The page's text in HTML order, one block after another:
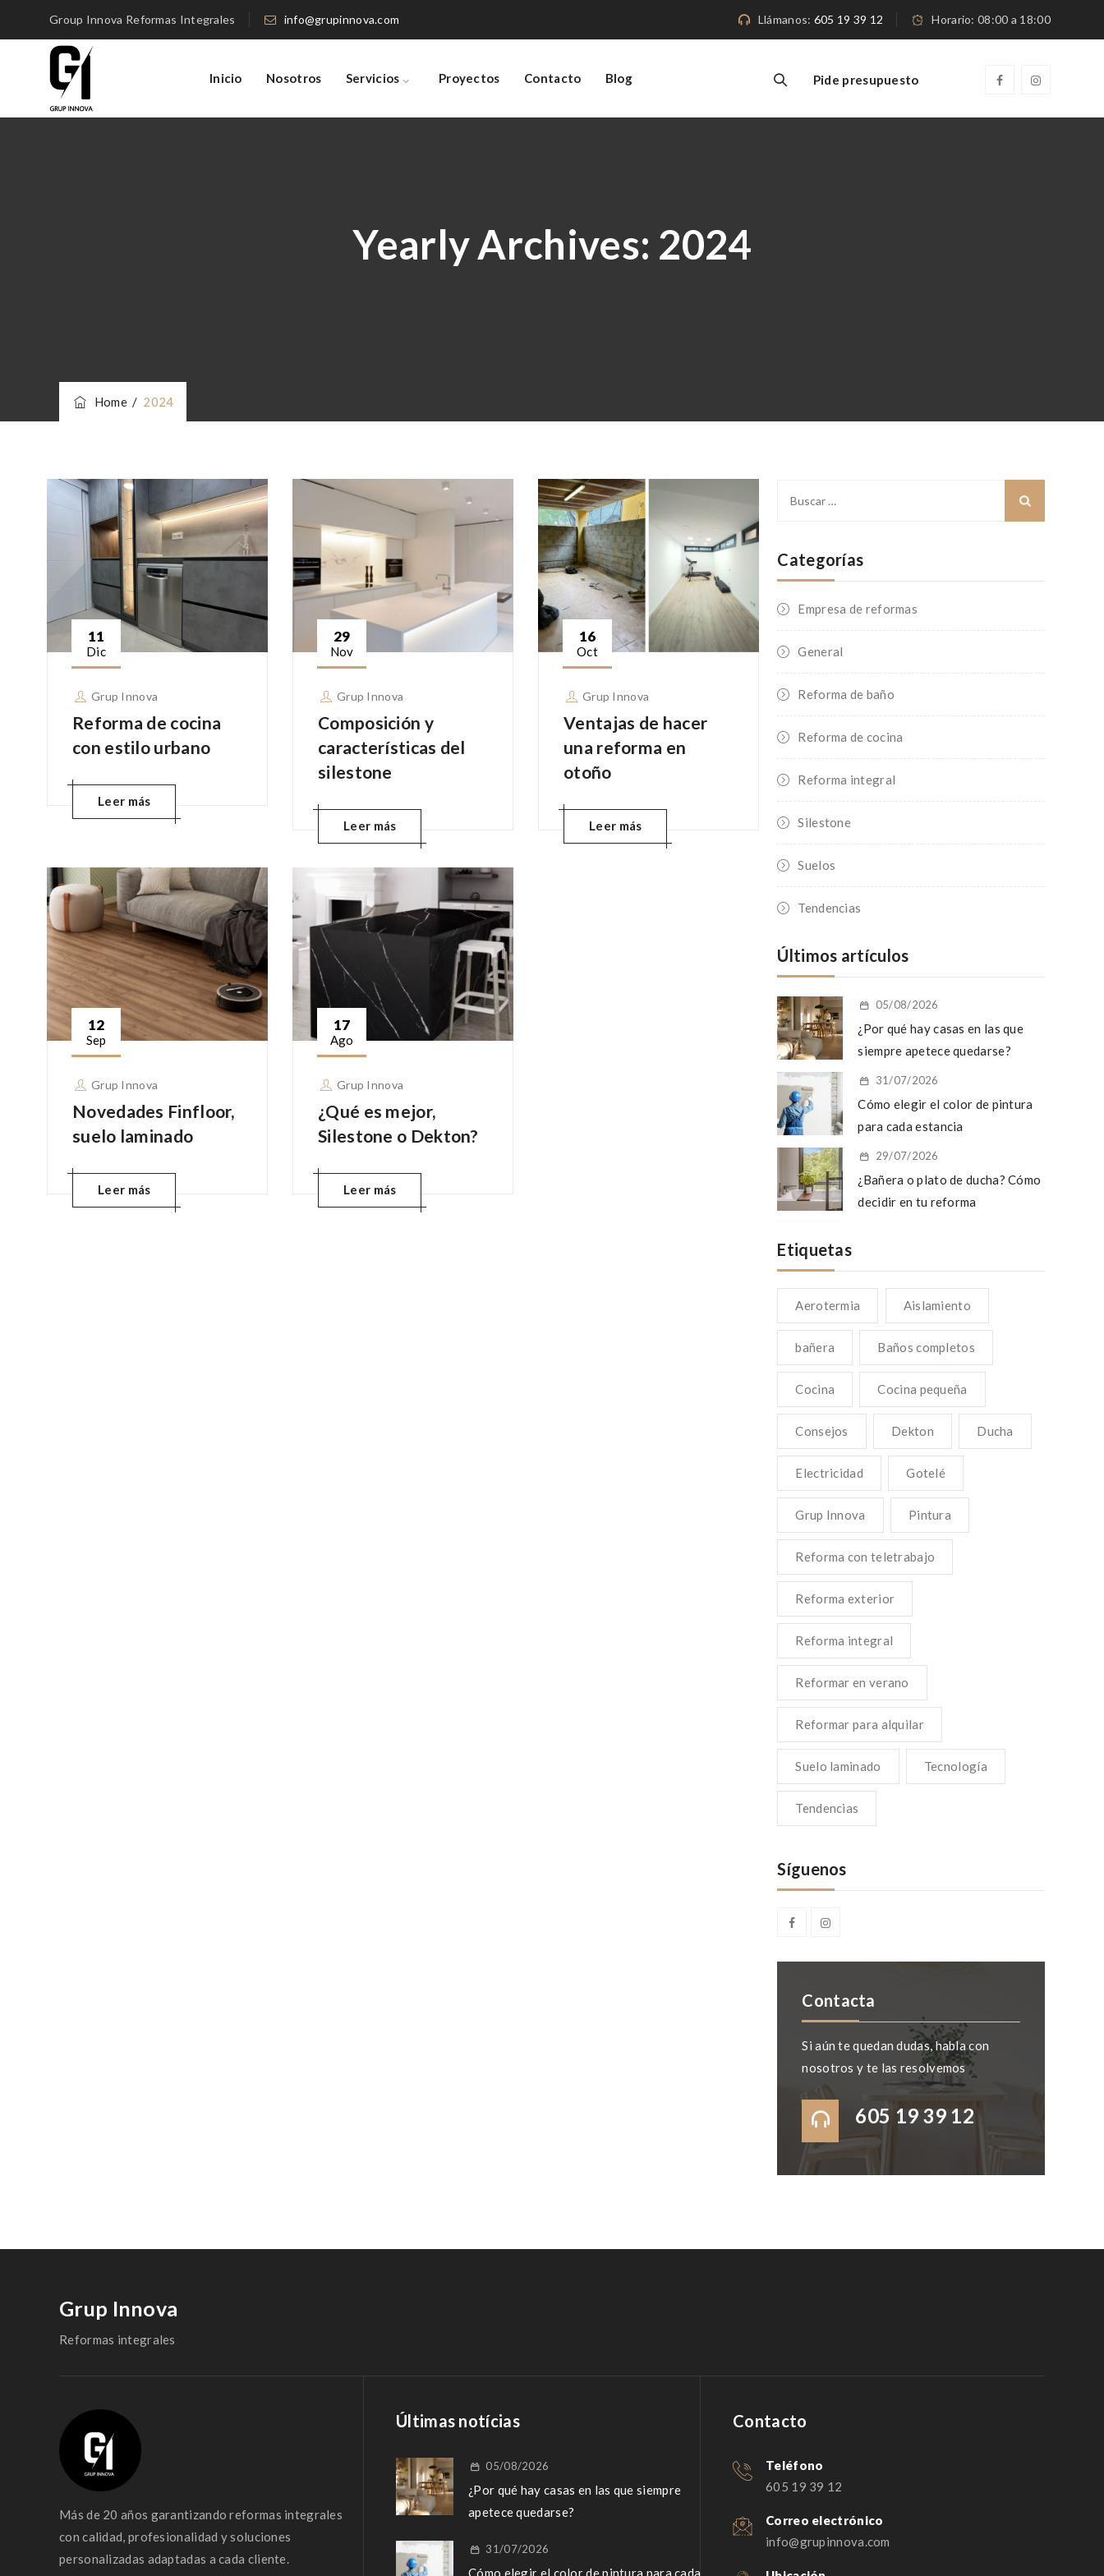
Group Innova Reformas Integrales info@grupinnova.com Llámanos: 605 19 39 12 Horario: 08:00 a 18:00
Pide presupuesto
Inicio Nosotros Servicios Proyectos Contacto Blog
Yearly Archives: 2024
Home/ 2024
11
Dic
Grup Innova
Reforma de cocina
con estilo urbano
Leer más
29
Nov
Grup Innova
Composición y
características del
silestone
Leer más
16
Oct
Grup Innova
Ventajas de hacer
una reforma en
otoño
Leer más
12
Sep
Grup Innova
Novedades Finfloor,
suelo laminado
Leer más
17
Ago
Grup Innova
¿Qué es mejor,
Silestone o Dekton?
Leer más
Categorías
Empresa de reformas
General
Reforma de baño
Reforma de cocina
Reforma integral
Silestone
Suelos
Tendencias
Últimos artículos
05/08/2026
¿Por qué hay casas en las que
siempre apetece quedarse?
31/07/2026
Cómo elegir el color de pintura
para cada estancia
29/07/2026
¿Bañera o plato de ducha? Cómo
decidir en tu reforma
Etiquetas
Aerotermia Aislamiento
bañera Baños completos
Cocina Cocina pequeña
Consejos Dekton Ducha
Electricidad Gotelé
Grup Innova Pintura
Reforma con teletrabajo
Reforma exterior
Reforma integral
Reformar en verano
Reformar para alquilar
Suelo laminado Tecnología
Tendencias
Síguenos
Contacta
Si aún te quedan dudas, habla con
nosotros y te las resolvemos
605 19 39 12
Grup Innova
Reformas integrales
Más de 20 años garantizando reformas integrales
con calidad, profesionalidad y soluciones
personalizadas adaptadas a cada cliente.
Últimas notícias
05/08/2026
¿Por qué hay casas en las que siempre
apetece quedarse?
31/07/2026
Cómo elegir el color de pintura para cada
Contacto
Teléfono
605 19 39 12
Correo electrónico
info@grupinnova.com